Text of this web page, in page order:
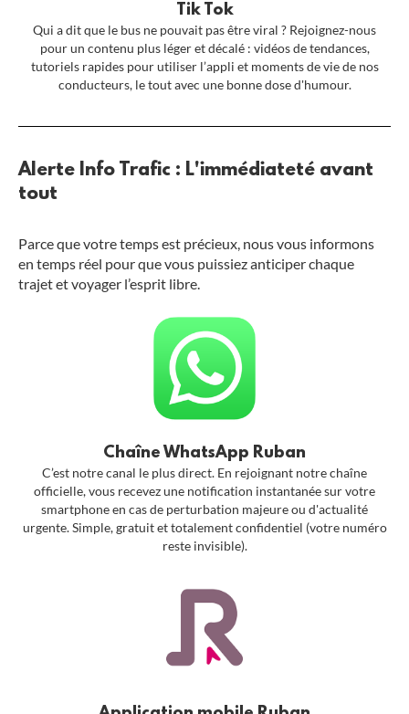
Tik Tok
Qui a dit que le bus ne pouvait pas être viral ? Rejoignez-nous
pour un contenu plus léger et décalé : vidéos de tendances,
tutoriels rapides pour utiliser l’appli et moments de vie de nos
conducteurs, le tout avec une bonne dose d'humour.
Alerte Info Trafic : L'immédiateté avant
tout
Parce que votre temps est précieux, nous vous informons
en temps réel pour que vous puissiez anticiper chaque
trajet et voyager l’esprit libre.
Chaîne WhatsApp Ruban
C’est notre canal le plus direct. En rejoignant notre chaîne
officielle, vous recevez une notification instantanée sur votre
smartphone en cas de perturbation majeure ou d'actualité
urgente. Simple, gratuit et totalement confidentiel (votre numéro
reste invisible).